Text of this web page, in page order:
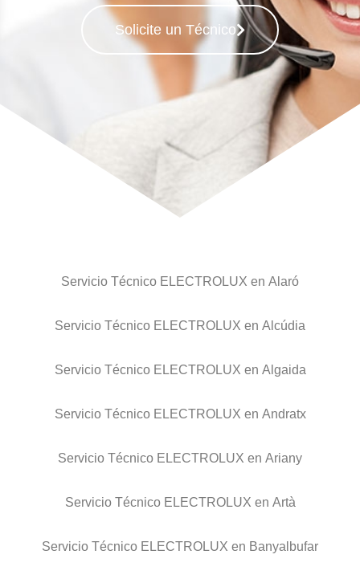
Solicite un Técnico
Servicio Técnico ELECTROLUX en Alaró
Servicio Técnico ELECTROLUX en Alcúdia
Servicio Técnico ELECTROLUX en Algaida
Servicio Técnico ELECTROLUX en Andratx
Servicio Técnico ELECTROLUX en Ariany
Servicio Técnico ELECTROLUX en Artà
Servicio Técnico ELECTROLUX en Banyalbufar